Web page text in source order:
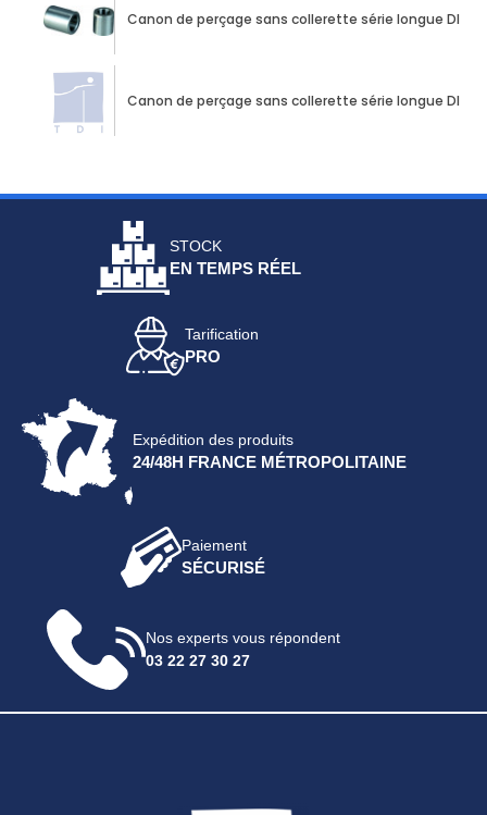
Canon de perçage sans collerette série longue DIN
Canon de perçage sans collerette série longue DIN
STOCK
EN TEMPS RÉEL
Tarification
PRO
Expédition des produits
24/48H FRANCE MÉTROPOLITAINE
Paiement
SÉCURISÉ
Nos experts vous répondent
03 22 27 30 27